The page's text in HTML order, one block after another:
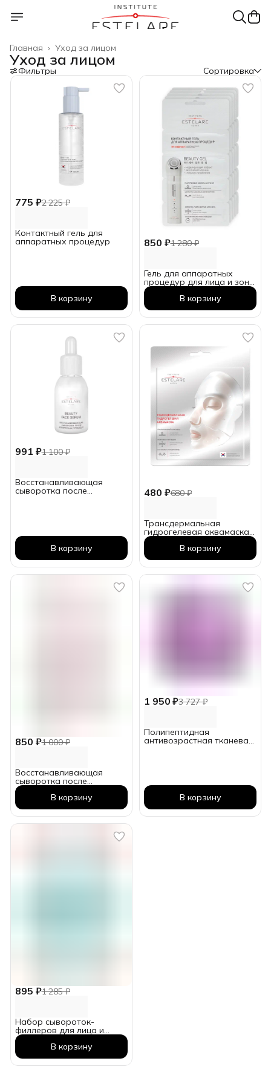
Уход за лицом
Главная ›
Уход за лицом
Фильтры Сортировка
775 ₽2 225 ₽
Контактный гель для
аппаратных процедур
В корзину
850 ₽1 280 ₽
Гель для аппаратных
процедур для лица и зоны
вокруг глаз. 5 блистеров
по 4 саше = 20 процедур
В корзину
991 ₽1 100 ₽
Восстанавливающая
сыворотка после
В корзину
480 ₽680 ₽
Трансдермальная
гидрогелевая аквамаска
интенсивного действия
В корзину
850 ₽1 000 ₽
Восстанавливающая
сыворотка после
аппаратных процедур. 5
блистеров по 4 саше = 20
применений
В корзину
1 950 ₽3 727 ₽
Полипептидная
антивозрастная тканевая
В корзину
895 ₽1 285 ₽
Набор сывороток-
филлеров для лица и
области глаз. 5 блистеров
по 4 саше = 20 применений
В корзину